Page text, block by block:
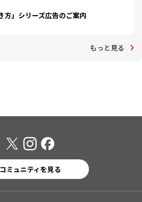
方」シリーズ広告のご案内
もっと見る
コミュニティを見る